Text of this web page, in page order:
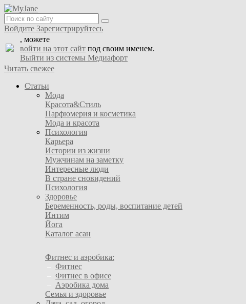
Войдите Зарегистрируйтесь
, можете
войти на этот сайт под своим именем.
Выйти из системы Медиафорт
Читать свежее
Статьи
Мода
Красота&Стиль
Парфюмерия и косметика
Мода и красота
Психология
Карьера
Истории из жизни
Мужчинам на заметку
Интересные люди
В стране сновидений
Психология
Здоровье
Беременность, роды, воспитание детей
Интим
Йога
Каталог асан
Фитнес и аэробика:
Фитнес
Фитнес в офисе
Аэробика дома
Семья и здоровье